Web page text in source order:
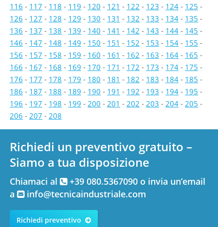
116 - 117 - 118 - 119 - 120 - 121 - 122 - 123 - 124 - 125 -
126 - 127 - 128 - 129 - 130 - 131 - 132 - 133 - 134 - 135 -
136 - 137 - 138 - 139 - 140 - 141 - 142 - 143 - 144 - 145 -
146 - 147 - 148 - 149 - 150 - 151 - 152 - 153 - 154 - 155 -
156 - 157 - 158 - 159 - 160 - 161 - 162 - 163 - 164 - 165 -
166 - 167 - 168 - 169 - 170 - 171 - 172 - 173 - 174 - 175 -
176 - 177 - 178 - 179 - 180 - 181 - 182 - 183 - 184 - 185 -
186 - 187 - 188 - 189 - 190 - 191 - 192 - 193 - 194 - 195 -
196 - 197 - 198 - 199 - 200 - 201 - 202 - 203 - 204 - 205 -
206 - 207 - 208
Richiedi un preventivo gratuito –
Siamo a tua disposizione
Chiamaci al
+39 080.5367090 o invia un’email
a
info@tecnicaindustriale.com
Richiedi preventivo